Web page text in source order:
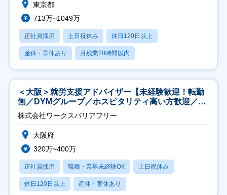
東京都
713万~1049万
正社員採用 土日祝休み 休日120日以上
産休・育休あり 月残業20時間以内
＜大阪＞就労支援アドバイザー【未経験歓迎！転勤
無／DYMグループ／ホスピタリティ高い方歓迎／土
日祝】
株式会社ワークスバリアフリー
大阪府
320万~400万
正社員採用 職種・業界未経験OK 土日祝休み
休日120日以上 産休・育休あり